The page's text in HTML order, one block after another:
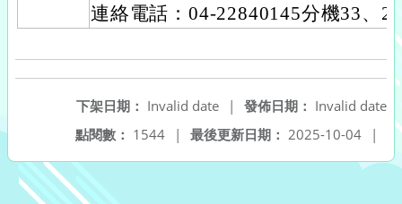
連絡電話：04-22840145分機33、
發佈日期： Invalid date
下架日期： Invalid date
|
最後更新日期： 2025-10-04 |
點閱數： 1544 |